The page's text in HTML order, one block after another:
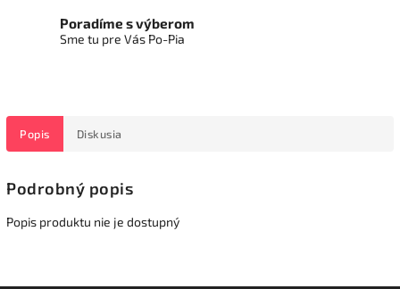
Poradíme s výberom
Sme tu pre Vás Po-Pia
Popis Diskusia
Podrobný popis
Popis produktu nie je dostupný